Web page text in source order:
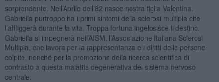
sorprendente. Nell’Aprile dell’82 nasce nostra figlia Valentina.
Gabriella purtroppo ha i primi sintomi della sclerosi multipla che
l’affliggerà durante la vita. Troppa fortuna ingelosisce il destino.
Gabriella si impegnerà nell’AISM, l’Associazione Italiana Sclerosi
Multipla, che lavora per la rappresentanza e i diritti delle persone
colpite, nonché per la promozione della ricerca scientifica di
contrasto a questa malattia degenerativa del sistema nervoso
centrale.